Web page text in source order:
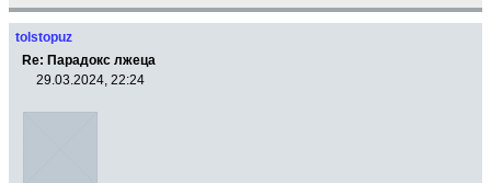
tolstopuz
Re: Парадокс лжеца
29.03.2024, 22:24